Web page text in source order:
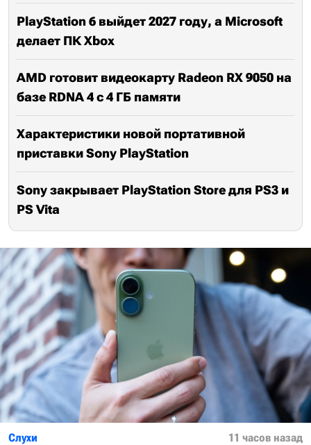
PlayStation 6 выйдет 2027 году, а Microsoft
делает ПК Xbox
AMD готовит видеокарту Radeon RX 9050 на
базе RDNA 4 с 4 ГБ памяти
Характеристики новой портативной
приставки Sony PlayStation
Sony закрывает PlayStation Store для PS3 и
PS Vita
Слухи 11 часов назад